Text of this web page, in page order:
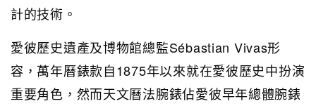
計的技術。
愛彼歷史遺產及博物館總監Sébastian Vivas形
容，萬年曆錶款自1875年以來就在愛彼歷史中扮演
重要角色，然而天文曆法腕錶佔愛彼早年總體腕錶